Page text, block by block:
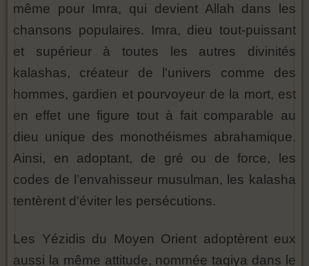
même pour Imra, qui devient Allah dans les
chansons populaires. Imra, dieu tout-puissant
et supérieur à toutes les autres divinités
kalashas, créateur de l'univers comme des
hommes, gardien et pourvoyeur de la mort, est
en effet une figure tout à fait comparable au
dieu unique des monothéismes abrahamique.
Ainsi, en adoptant, de gré ou de force, les
codes de l’envahisseur musulman, les kalasha
tentèrent d'éviter les persécutions.
Les Yézidis du Moyen Orient adoptèrent eux
aussi la même attitude, nommée taqiya dans le